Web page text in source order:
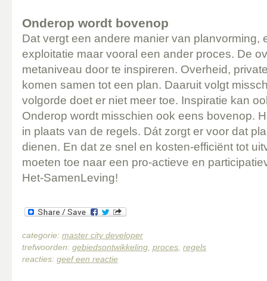
Onderop wordt bovenop
Dat vergt een andere manier van planvorming,
exploitatie maar vooral een ander proces. De
metaniveau door te inspireren. Overheid,
komen samen tot een plan. Daaruit volgt
volgorde doet er niet meer toe. Inspiratie kan
Onderop wordt misschien ook eens bovenop.
in plaats van de regels. Dát zorgt er voor dat
dienen. En dat ze snel en kosten-efficiënt tot
moeten toe naar een pro-actieve en
Het-SamenLeving!
categorie: master city developer
trefwoorden: gebiedsontwikkeling, proces, regels
reacties: geef een reactie